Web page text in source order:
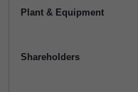
Plant & Equipment
Shareholders